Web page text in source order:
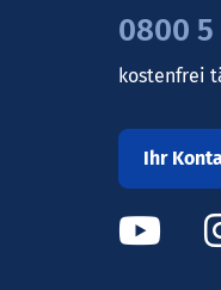
0800
kostenfrei
Ihr